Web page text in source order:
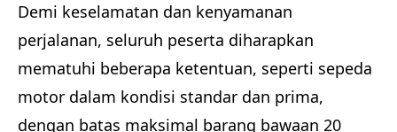
Demi keselamatan dan kenyamanan
perjalanan, seluruh peserta diharapkan
mematuhi beberapa ketentuan, seperti sepeda
motor dalam kondisi standar dan prima,
dengan batas maksimal barang bawaan 20